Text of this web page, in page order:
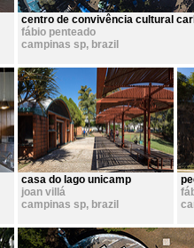
centro de convivência cultural
fábio penteado
campinas sp, brazil
casa do lago unicamp
joan villá
campinas sp, brazil